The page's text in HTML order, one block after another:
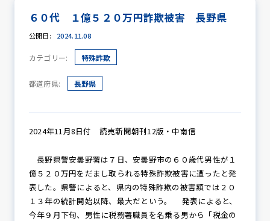
防犯活動ニュース
防犯パトロール
防犯セミナー
６０代 １億５２０万円詐欺被害 長野県
公開日: 2024.11.08
カテゴリー: 特殊詐欺
都道府県: 長野県
2024年11月8日付 読売新聞朝刊12版・中南信
長野県警安曇野署は７日、安曇野市の６０歳代男性が１
億５２０万円をだまし取られる特殊詐欺被害に遭ったと発
表した。県警によると、県内の特殊詐欺の被害額では２０
１３年の統計開始以降、最大だという。 発表によると、
今年９月下旬、男性に税務署職員を名乗る男から「税金の